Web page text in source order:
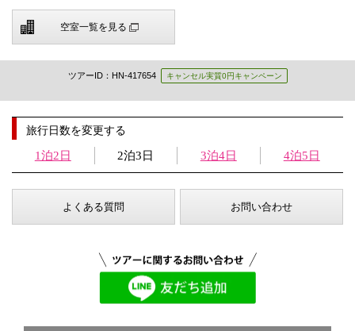
空室一覧を見る
ツアーID：HN-417654 キャンセル実質0円キャンペーン
旅行日数を変更する
1泊2日 2泊3日 3泊4日 4泊5日
よくある質問 お問い合わせ